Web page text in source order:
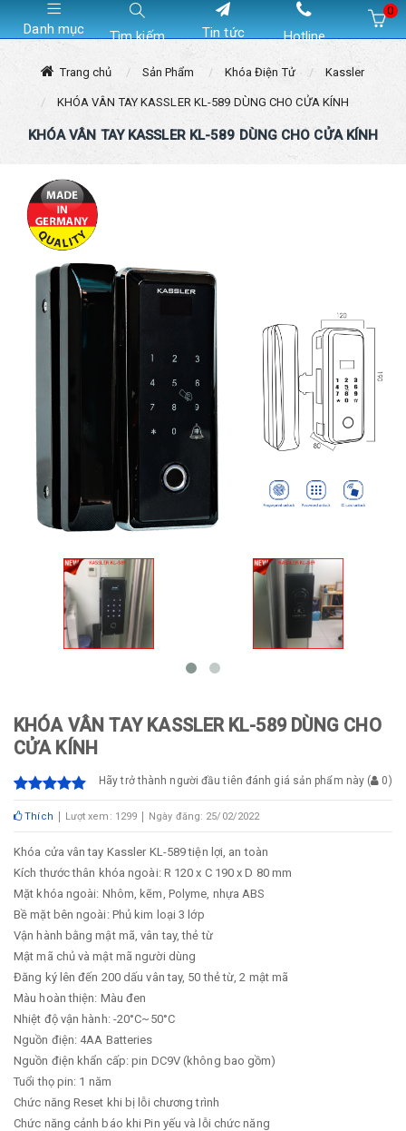
Danh mục Tìm kiếm Tin tức Hotline
0
Trang chủ Sản Phẩm Khóa Điện Tử Kassler
KHÓA VÂN TAY KASSLER KL-589 DÙNG CHO CỬA KÍNH
KHÓA VÂN TAY KASSLER KL-589 DÙNG CHO CỬA KÍNH
KHÓA VÂN TAY KASSLER KL-589 DÙNG CHO
CỬA KÍNH
Hãy trở thành người đầu tiên đánh giá sản phẩm này ( 0)
Thích Lượt xem: 1299 Ngày đăng: 25/02/2022
Khóa cửa vân tay Kassler KL-589 tiện lợi, an toàn
Kích thước thân khóa ngoài: R 120 x C 190 x D 80 mm
Mặt khóa ngoài: Nhôm, kẽm, Polyme, nhựa ABS
Bề mặt bên ngoài: Phủ kim loại 3 lớp
Vận hành bằng mật mã, vân tay, thẻ từ
Mật mã chủ và mật mã người dùng
Đăng ký lên đến 200 dấu vân tay, 50 thẻ từ, 2 mật mã
Màu hoàn thiện: Màu đen
Nhiệt độ vận hành: -20°C~50°C
Nguồn điện: 4AA Batteries
Nguồn điện khẩn cấp: pin DC9V (không bao gồm)
Tuổi thọ pin: 1 năm
Chức năng Reset khi bị lỗi chương trình
Chức năng cảnh báo khi Pin yếu và lỗi chức năng